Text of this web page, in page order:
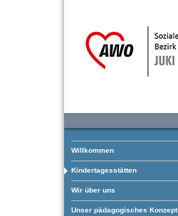
Willkommen
Kindertagesstätten
Wir über uns
Unser pädagogisches Konzept